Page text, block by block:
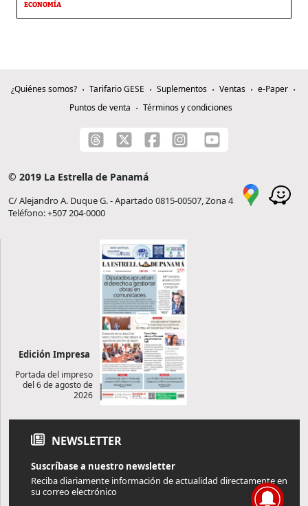
ECONOMÍA
¿Quiénes somos? Tarifario GESE Suplementos Ventas
e-Paper
Puntos de venta
Términos y condiciones
© 2019 La Estrella de Panamá
C/ Alejandro A. Duque G. - Apartado 0815-00507, Zona 4
Teléfono: +507 204-0000
Edición Impresa
Portada del impreso
del 6 de agosto de
2026
NEWSLETTER
Suscríbase a nuestro newsletter
Reciba diariamente información de actualidad directamente en
su correo electrónico